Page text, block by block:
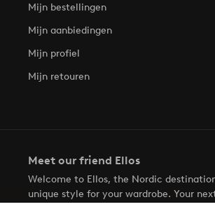
Mijn bestellingen
Mijn aanbiedingen
Mijn profiel
Mijn retouren
Meet our friend Ellos
Welcome to Ellos, the Nordic
unique style for your wardrobe. Your